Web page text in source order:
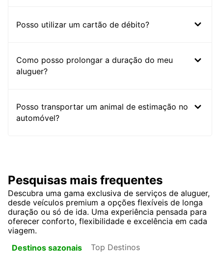
Posso utilizar um cartão de débito?
Como posso prolongar a duração do meu
aluguer?
Posso transportar um animal de estimação no
automóvel?
Pesquisas mais frequentes
Descubra uma gama exclusiva de serviços de aluguer,
desde veículos premium a opções flexíveis de longa
duração ou só de ida. Uma experiência pensada para
oferecer conforto, flexibilidade e excelência em cada
viagem.
Destinos sazonais
Top Destinos